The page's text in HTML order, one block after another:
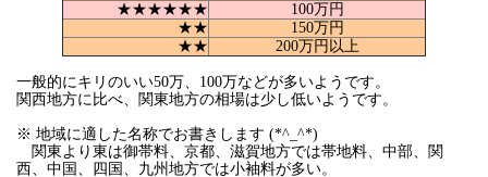
★★★★★★
100万円
★★
150万円
★★
200万円以上
一般的にキリのいい50万、100万などが多いようです。
関西地方に比べ、関東地方の相場は少し低いようです。
※ 地域に適した名称でお書きします (*^_^*)
関東より東は御帯料、京都、滋賀地方では帯地料、中部、関
西、中国、四国、九州地方では小袖料が多い。